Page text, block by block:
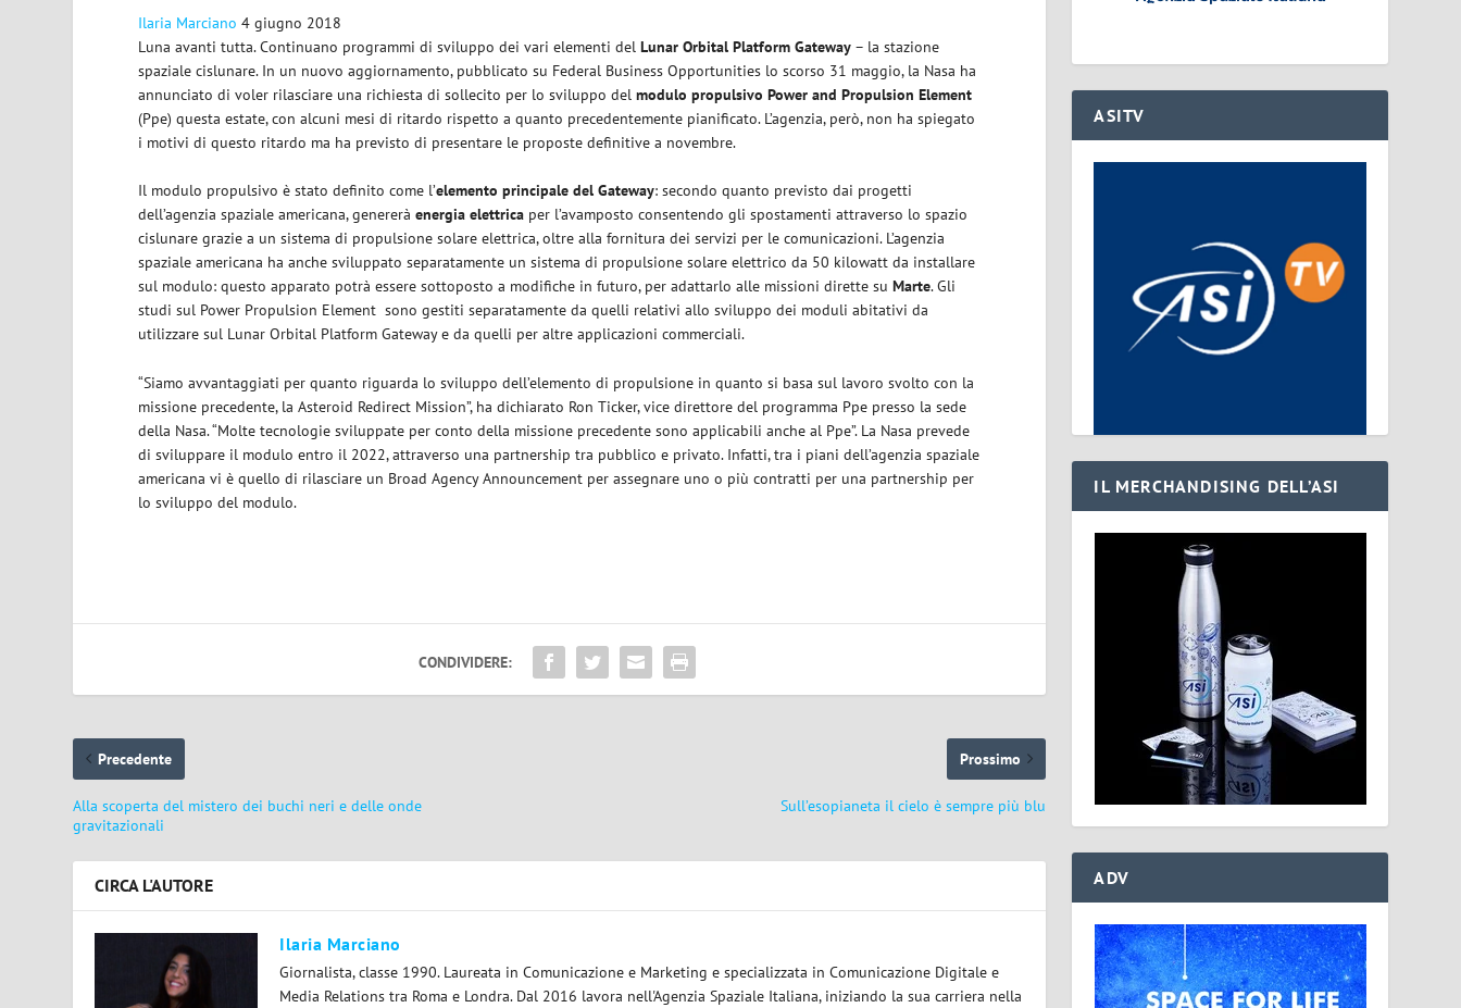
Ilaria Marciano 4 giugno 2018
Luna avanti tutta. Continuano programmi di sviluppo dei vari elementi delLunar Orbital Platform Gateway – la stazione
spaziale cislunare. In un nuovo aggiornamento, pubblicato su Federal Business Opportunities lo scorso 31 maggio, la Nasa ha
annunciato di voler rilasciare una richiesta di sollecito per lo sviluppo delmodulo propulsivo Power and Propulsion Element
(Ppe) questa estate, con alcuni mesi di ritardo rispetto a quanto precedentemente pianificato. L’agenzia, però, non ha spiegato
i motivi di questo ritardo ma ha previsto di presentare le proposte definitive a novembre.
Il modulo propulsivo è stato definito come l’elemento principale del Gateway: secondo quanto previsto dai progetti
dell’agenzia spaziale americana, genereràenergia elettrica per l’avamposto consentendo gli spostamenti attraverso lo spazio
cislunare grazie a un sistema di propulsione solare elettrica, oltre alla fornitura dei servizi per le comunicazioni. L’agenzia
spaziale americana ha anche sviluppato separatamente un sistema di propulsione solare elettrico da 50 kilowatt da installare
sul modulo: questo apparato potrà essere sottoposto a modifiche in futuro, per adattarlo alle missioni dirette su Marte. Gli
studi sul Power Propulsion Element sono gestiti separatamente da quelli relativi allo sviluppo dei moduli abitativi da
utilizzare sul Lunar Orbital Platform Gateway e da quelli per altre applicazioni commerciali.
“Siamo avvantaggiati per quanto riguarda lo sviluppo dell’elemento di propulsione in quanto si basa sul lavoro svolto con la
missione precedente, la Asteroid Redirect Mission”, ha dichiarato Ron Ticker, vice direttore del programma Ppe presso la sede
della Nasa. “Molte tecnologie sviluppate per conto della missione precedente sono applicabili anche al Ppe”. La Nasa prevede
di sviluppare il modulo entro il 2022, attraverso una partnership tra pubblico e privato. Infatti, tra i piani dell’agenzia spaziale
americana vi è quello di rilasciare un Broad Agency Announcement per assegnare uno o più contratti per una partnership per
lo sviluppo del modulo.
CONDIVIDERE:
Precedente
Alla scoperta del mistero dei buchi neri e delle onde
gravitazionali
Prossimo
Sull’esopianeta il cielo è sempre più blu
CIRCA L'AUTORE
Ilaria Marciano
Giornalista, classe 1990. Laureata in Comunicazione e Marketing e specializzata in Comunicazione Digitale e
Media Relations tra Roma e Londra. Dal 2016 lavora nell'Agenzia Spaziale Italiana, iniziando la sua carriera nella
ASITV
IL MERCHANDISING DELL’ASI
ADV